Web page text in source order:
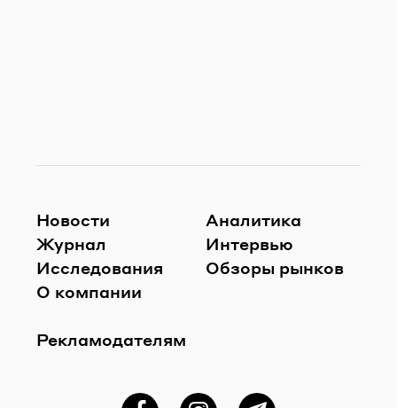
Новости
Журнал
Исследования
О компании
Рекламодателям
Аналитика
Интервью
Обзоры рынков